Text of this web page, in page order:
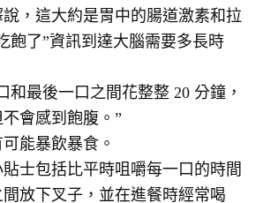
，這大約是胃中的腸道激素和拉
飽了”資訊到達大腦需要多長時
和最後一口之間花整整 20 分鐘，
會感到飽腹。”
能暴飲暴食。
士包括比平時咀嚼每一口的時間
放下叉子，並在進餐時經常喝